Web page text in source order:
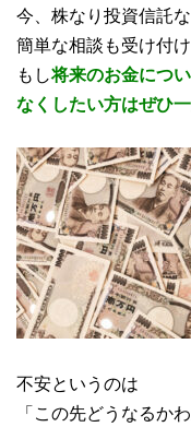
今、株なり投資信託
簡単な相談も受け付
もし将来のお金につ
なくしたい方はぜひ
不安というのは
「この先どうなるか